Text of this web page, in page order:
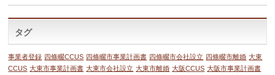
タグ
事業者登録 四條畷CCUS 四條畷市事業計画書 四條畷市会社設立 四條畷市離婚 大東
CCUS 大東市事業計画書 大東市会社設立 大東市離婚 大阪CCUS 大阪市事業計画書